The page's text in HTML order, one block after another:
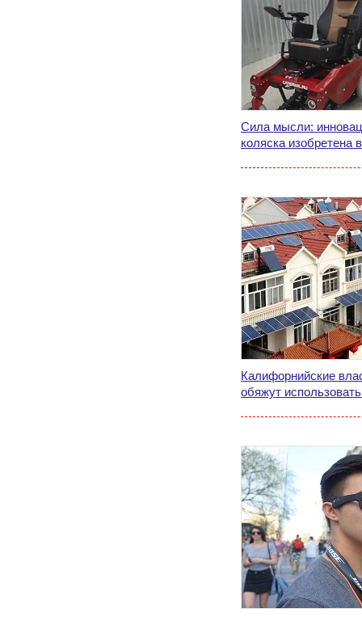
Сила мысли:
коляска изобретена
Калифорнийские
обяжут